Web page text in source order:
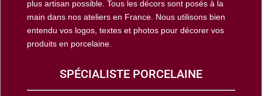
plus artisan possible. Tous les décors sont posés à la
main dans nos ateliers en France. Nous utilisons bien
entendu vos logos, textes et photos pour décorer vos
produits en porcelaine.
SPÉCIALISTE PORCELAINE